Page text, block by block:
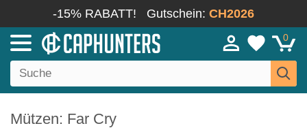
-15% RABATT! Gutschein: CH2026
0
Mützen: Far Cry